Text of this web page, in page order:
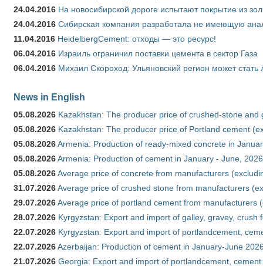
24.04.2016 На новосибирской дороге испытают покрытие из
24.04.2016 Сибирская компания разработала не имеющую
11.04.2016 HeidelbergCement: отходы — это ресурс!
06.04.2016 Израиль ограничил поставки цемента в сектор Газа
06.04.2016 Михаил Скороход: Ульяновский регион может
News in English
05.08.2026 Kazakhstan: The producer price of crushed-stone and
05.08.2026 Kazakhstan: The producer price of Portland cement
05.08.2026Armenia: Production of ready-mixed concrete in
05.08.2026Armenia: Production of cement in January - June, 2026
05.08.2026Average price of concrete from manufacturers
31.07.2026Average price of crushed stone from manufacturers
29.07.2026Average price of portland cement from manufacturers
28.07.2026 Kyrgyzstan: Export and import of galley, gravey,
22.07.2026 Kyrgyzstan: Export and import of portlandcement,
22.07.2026Azerbaijan: Production of cement in January-June
21.07.2026 Georgia: Export and import of portlandcement,